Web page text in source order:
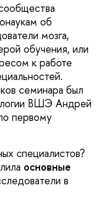
об
мозга,
обучения, или
к работе
семинара был
ВШЭ Андрей
первому
специалистов?
основные
в